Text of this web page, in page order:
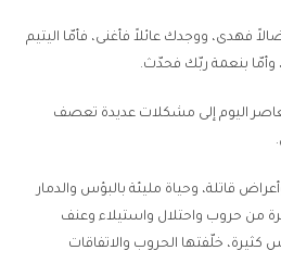
فهدى، ووجدك عائلاً فأغنى، فأمّا اليتيم
وأمّا بنعمة ربّك فحدّث.
اليوم إلى مشكلات عديدة تعصف
قاتلة، وحياة مليئة بالبؤس والدمار
من حروب واحتلال واستيلاء وعنف
خلّفتها الحروب والاتفاقات